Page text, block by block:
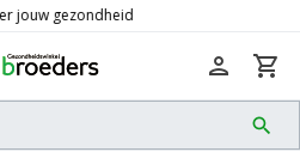
vanaf 50,-
search
person shopping_cart